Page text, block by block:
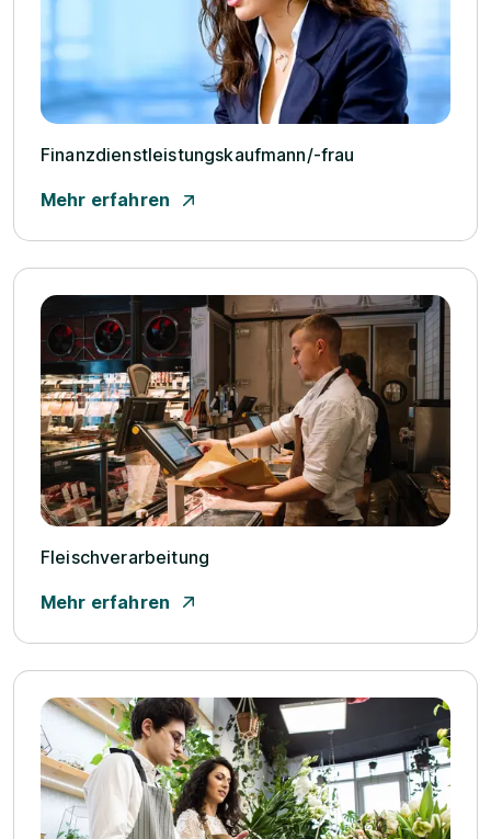
Finanzdienstleistungskaufmann/­-frau
Mehr erfahren
Fleischverarbeitung
Mehr erfahren